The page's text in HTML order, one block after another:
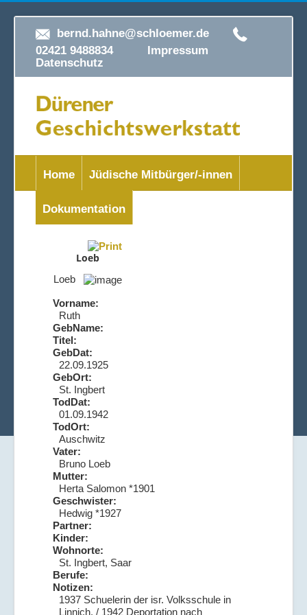
bernd.hahne@schloemer.de
02421 9488834 Impressum
Datenschutz
Home Jüdische Mitbürger/-innen
Dokumentation
Loeb
Loeb
Vorname:
Ruth
GebName:
Titel:
GebDat:
22.09.1925
GebOrt:
St. Ingbert
TodDat:
01.09.1942
TodOrt:
Auschwitz
Vater:
Bruno Loeb
Mutter:
Herta Salomon *1901
Geschwister:
Hedwig *1927
Partner:
Kinder:
Wohnorte:
St. Ingbert, Saar
Berufe:
Notizen:
1937 Schuelerin der isr. Volksschule in
Linnich. / 1942 Deportation nach